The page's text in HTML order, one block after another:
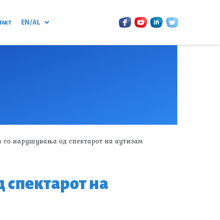
EN / AL
со нарушувања од спектарот на аутизам
на